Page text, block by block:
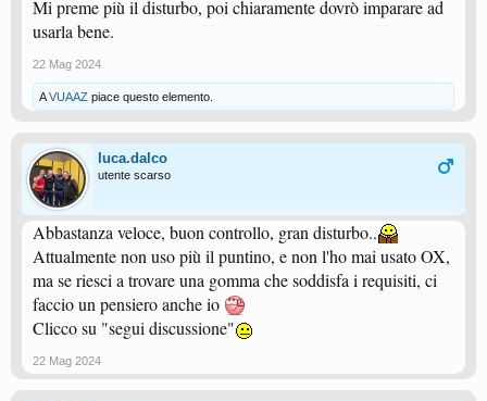
Mi preme più il disturbo, poi chiaramente dovrò imparare ad
usarla bene.
22 Mag 2024
AVUAAZ piace questo elemento.
luca.dalco
utente scarso
Abbastanza veloce, buon controllo, gran disturbo..
Attualmente non uso più il puntino, e non l'ho mai usato OX,
ma se riesci a trovare una gomma che soddisfa i requisiti, ci
faccio un pensiero anche io
Clicco su "segui discussione"
22 Mag 2024